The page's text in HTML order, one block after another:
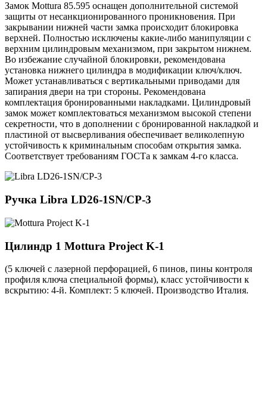
Замок Mottura 85.595 оснащен дополнительной системой
защиты от несанкционированного проникновения. При
закрывании нижней части замка происходит блокировка
верхней. Полностью исключены какие-либо манипуляции с
верхним цилиндровым механизмом, при закрытом нижнем.
Во избежание случайной блокировки, рекомендована
установка нижнего цилиндра в модификации ключ/ключ.
Может устанавливаться с вертикальными приводами для
запирания двери на три стороны. Рекомендована
комплектация бронированными накладками. Цилиндровый
замок может комплектоваться механизмом высокой степени
секретности, что в дополнении с бронированной накладкой и
пластиной от высверливания обеспечивает великолепную
устойчивость к криминальным способам открытия замка.
Соответствует требованиям ГОСТа к замкам 4-го класса.
Ручка Libra LD26-1SN/CP-3
Цилиндр 1 Mottura Project K-1
(5 ключей с лазерной перфорацией, 6 пинов, пины контроля
профиля ключа специальной формы), класс устойчивости к
вскрытию: 4-й. Комплект: 5 ключей. Производство Италия.